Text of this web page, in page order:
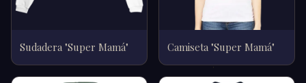
Sudadera "Super Mamá" Camiseta "Super Mamá"